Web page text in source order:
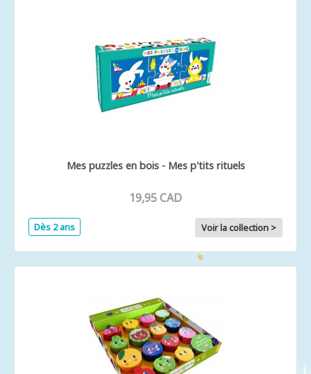
Mes puzzles en bois - Mes p'tits rituels
19,95 CAD
Dès 2 ans Voir la collection >